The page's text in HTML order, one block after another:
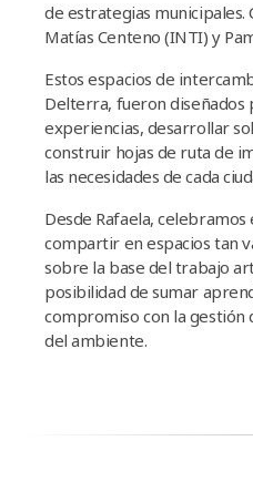
de estrategias municipales.
Matías Centeno (INTI) y
Estos espacios de
Delterra, fueron
experiencias, desarrollar
construir hojas de ruta de
las necesidades de cada
Desde Rafaela,
compartir en espacios tan
sobre la base del trabajo
posibilidad de sumar
compromiso con la gestión
del ambiente.